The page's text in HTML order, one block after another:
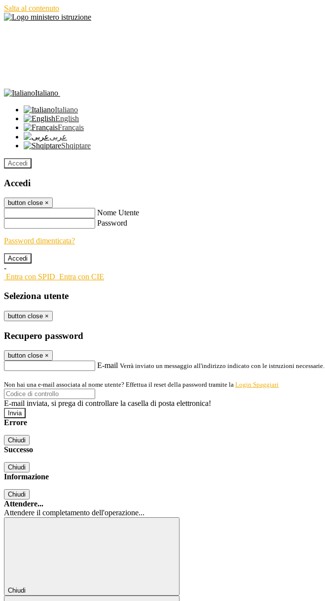
Salta al contenuto
Italiano
Italiano
English
Français
عربى
Shqiptare
Accedi
Accedi
button close ×
Nome Utente
Password
Password dimenticata?
-
Entra con SPID Entra con CIE
Seleziona utente
button close ×
Recupero password
button close ×
E-mail Verrà inviato un messaggio all'indirizzo indicato con le istruzioni necessarie.
Non hai una e-mail associata al nome utente? Effettua il reset della password tramite la Login Spaggiari
E-mail inviata, si prega di controllare la casella di posta elettronica!
Errore
Chiudi
Successo
Chiudi
Informazione
Chiudi
Attendere...
Attendere il completamento dell'operazione...
Chiudi